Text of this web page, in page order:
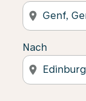
location_on
Nach
location_on